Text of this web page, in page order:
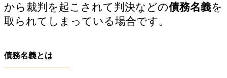
から裁判を起こされて判決などの債務名義を
取られてしまっている場合です。
債務名義とは